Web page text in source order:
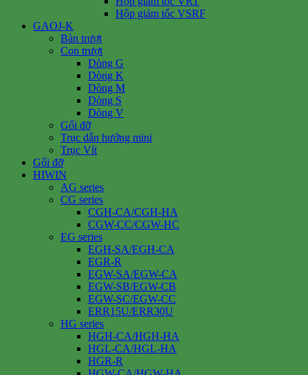
Hộp giảm tốc VSRF
GAOJ-K
Bàn trượt
Con trượt
Dòng G
Dòng K
Dòng M
Dòng S
Dòng V
Gối đỡ
Trục dẫn hướng mini
Trục Vít
Gối đỡ
HIWIN
AG series
CG series
CGH-CA/CGH-HA
CGW-CC/CGW-HC
EG series
EGH-SA/EGH-CA
EGR-R
EGW-SA/EGW-CA
EGW-SB/EGW-CB
EGW-SC/EGW-CC
ERR15U/ERR30U
HG series
HGH-CA/HGH-HA
HGL-CA/HGL-HA
HGR-R